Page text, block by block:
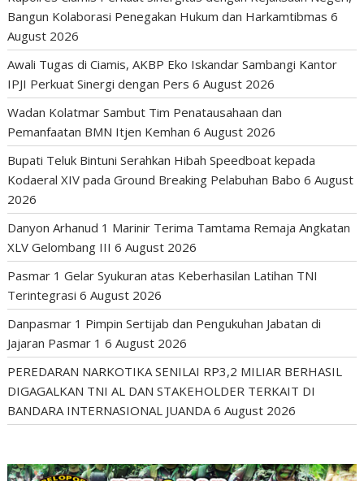
Bangun Kolaborasi Penegakan Hukum dan Harkamtibmas 6
August 2026
Awali Tugas di Ciamis, AKBP Eko Iskandar Sambangi Kantor
IPJI Perkuat Sinergi dengan Pers 6 August 2026
Wadan Kolatmar Sambut Tim Penatausahaan dan
Pemanfaatan BMN Itjen Kemhan 6 August 2026
Bupati Teluk Bintuni Serahkan Hibah Speedboat kepada
Kodaeral XIV pada Ground Breaking Pelabuhan Babo 6 August
2026
Danyon Arhanud 1 Marinir Terima Tamtama Remaja Angkatan
XLV Gelombang III 6 August 2026
Pasmar 1 Gelar Syukuran atas Keberhasilan Latihan TNI
Terintegrasi 6 August 2026
Danpasmar 1 Pimpin Sertijab dan Pengukuhan Jabatan di
Jajaran Pasmar 1 6 August 2026
PEREDARAN NARKOTIKA SENILAI RP3,2 MILIAR BERHASIL
DIGAGALKAN TNI AL DAN STAKEHOLDER TERKAIT DI
BANDARA INTERNASIONAL JUANDA 6 August 2026